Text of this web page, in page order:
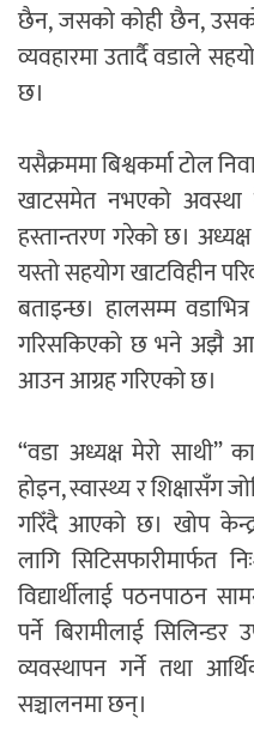
छैन, जसको कोही छैन, उसको
व्यवहारमा उतार्दै वडाले
छ।
यसैक्रममा बिश्वकर्मा टोल
खाटसमेत नभएको
हस्तान्तरण गरेको छ।
यस्तो सहयोग खाटविहीन
बताइन्छ। हालसम्म
गरिसकिएको छ भने अझै
आउन आग्रह गरिएको छ।
“वडा अध्यक्ष मेरो साथी”
होइन, स्वास्थ्य र शिक्षासँग
गरिँदै आएको छ। खोप
लागि सिटिसफारीमार्फत
विद्यार्थीलाई पठनपाठन
पर्ने बिरामीलाई
व्यवस्थापन गर्ने तथा
सञ्चालनमा छन्।